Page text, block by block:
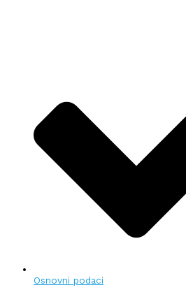
Osnovni podaci